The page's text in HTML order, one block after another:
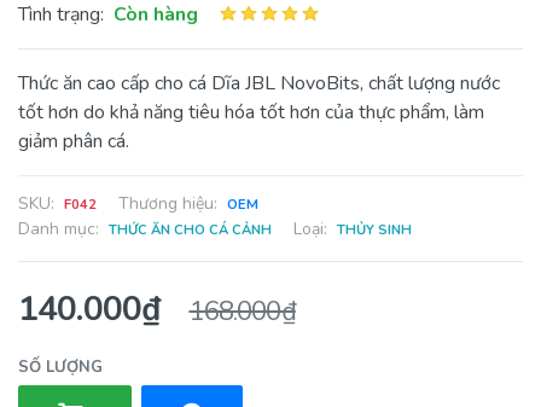
Tình trạng: Còn hàng
Thức ăn cao cấp cho cá Dĩa JBL NovoBits, chất lượng nước
tốt hơn do khả năng tiêu hóa tốt hơn của thực phẩm, làm
giảm phân cá.
SKU: F042 Thương hiệu: OEM
Danh mục: THỨC ĂN CHO CÁ CẢNH Loại: THỦY SINH
140.000₫ 168.000₫
SỐ LƯỢNG